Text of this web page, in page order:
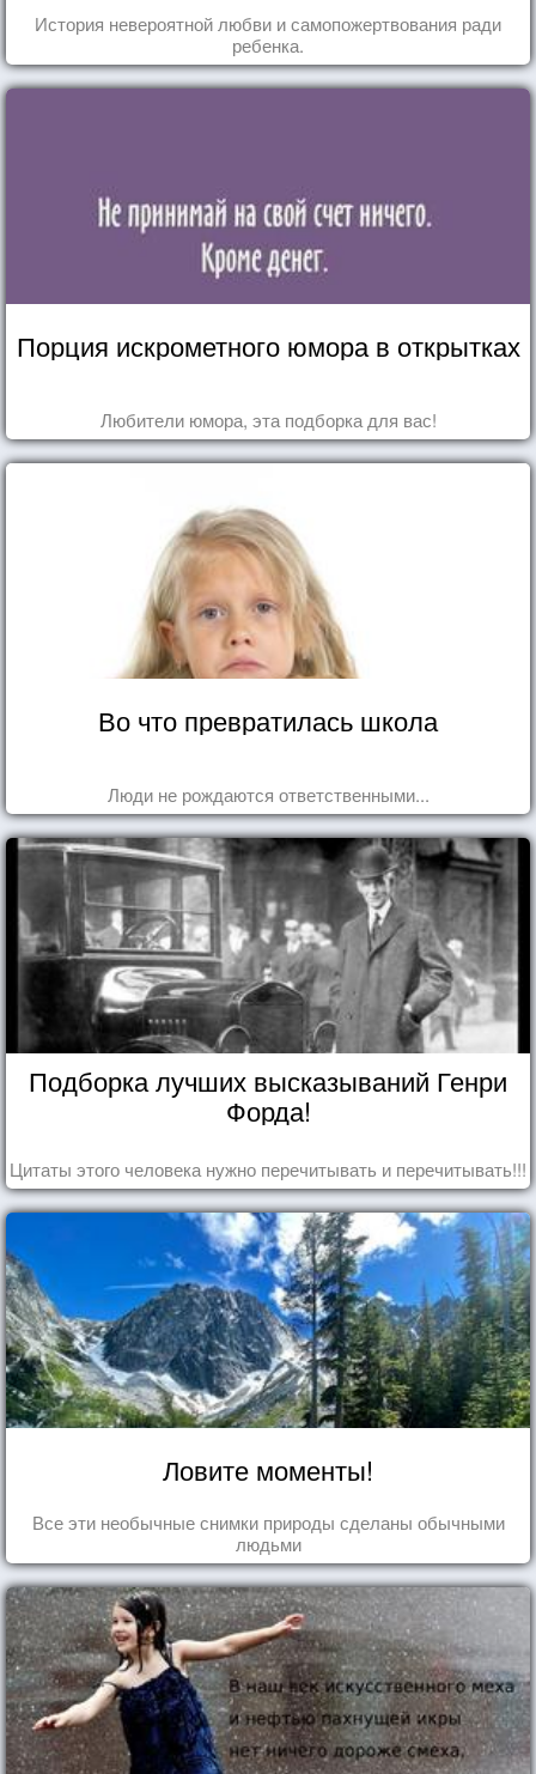
История невероятной любви и самопожертвования ради
ребенка.
Порция искрометного юмора в открытках
Любители юмора, эта подборка для вас!
Во что превратилась школа
Люди не рождаются ответственными...
Подборка лучших высказываний Генри
Форда!
Цитаты этого человека нужно перечитывать и перечитывать!!!
Ловите моменты!
Все эти необычные снимки природы сделаны обычными
людьми